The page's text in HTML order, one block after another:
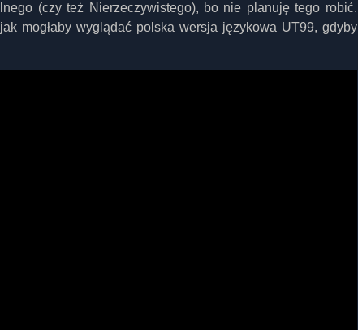
(czy też Nierzeczywistego), bo nie planuję tego robić.
mogłaby wyglądać polska wersja językowa UT99, gdyby